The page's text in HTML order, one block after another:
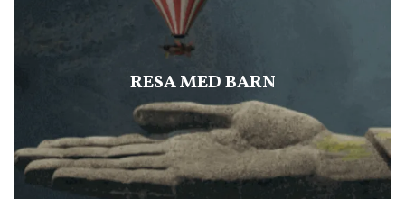
RESA MED BARN